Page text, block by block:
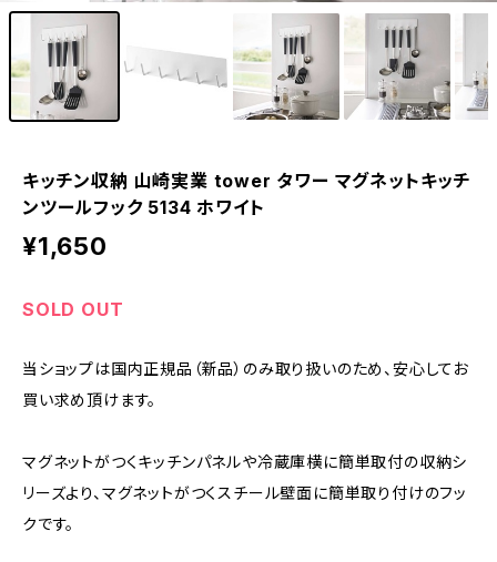
キッチン収納 山崎実業 tower タワー マグネットキッチ
ンツールフック 5134 ホワイト
¥1,650
SOLD OUT
当ショップは国内正規品（新品）のみ取り扱いのため、安心してお
買い求め頂けます。
マグネットがつくキッチンパネルや冷蔵庫横に簡単取付の収納シ
リーズより、マグネットがつくスチール壁面に簡単取り付けのフッ
クです。